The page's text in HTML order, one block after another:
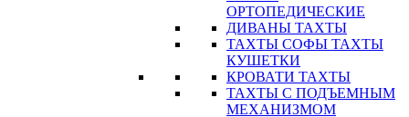
ОРТОПЕДИЧЕСКИЕ
ДИВАНЫ ТАХТЫ
ТАХТЫ СОФЫ ТАХТЫ
КУШЕТКИ
КРОВАТИ ТАХТЫ
ТАХТЫ С ПОДЪЕМНЫМ
МЕХАНИЗМОМ